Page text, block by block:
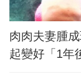
肉肉夫妻腫
起變好「1年